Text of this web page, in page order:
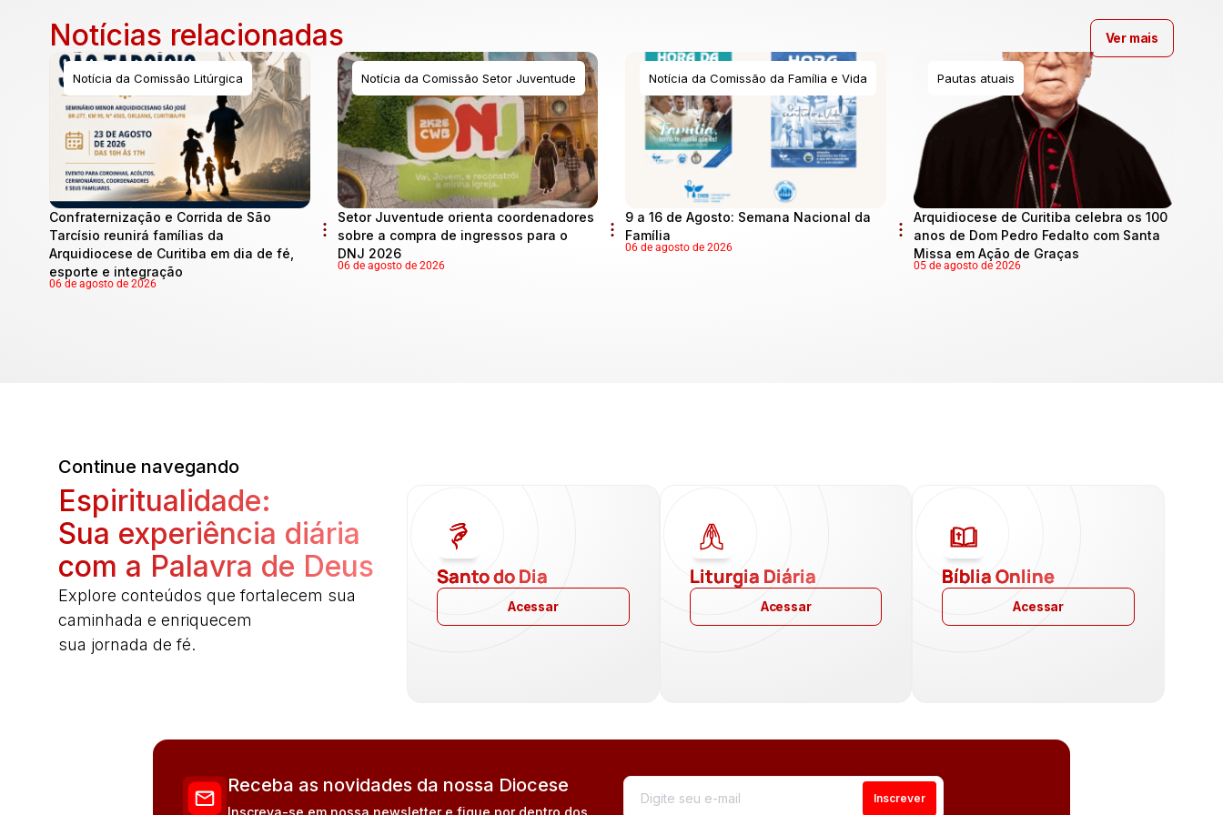
Notícias relacionadas
Notícia da Comissão Litúrgica
Confraternização e Corrida de São
Tarcísio reunirá famílias da
Arquidiocese de Curitiba em dia de fé,
esporte e integração
06 de agosto de 2026
Notícia da Comissão Setor Juventude
Setor Juventude orienta coordenadores
sobre a compra de ingressos para o
DNJ 2026
06 de agosto de 2026
Notícia da Comissão da Família e Vida
9 a 16 de Agosto: Semana Nacional da
Família
06 de agosto de 2026
Pautas atuais
Arquidiocese de Curitiba celebra os 100
anos de Dom Pedro Fedalto com Santa
Missa em Ação de Graças
05 de agosto de 2026
Ver mais
Continue navegando
Espiritualidade:
Sua experiência diária
com a Palavra de Deus
Explore conteúdos que fortalecem sua
caminhada e enriquecem
sua jornada de fé.
Santo do Dia
Acessar
Liturgia Diária
Acessar
Bíblia Online
Acessar
Receba as novidades da nossa Diocese